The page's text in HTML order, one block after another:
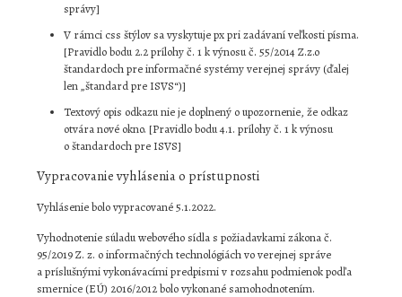
správy]
V rámci css štýlov sa vyskytuje px pri zadávaní veľkosti písma.
[Pravidlo bodu 2.2 prílohy č. 1 k výnosu č. 55/2014 Z.z.o
štandardoch pre informačné systémy verejnej správy (ďalej
len „štandard pre ISVS“)]
Textový opis odkazu nie je doplnený o upozornenie, že odkaz
otvára nové okno. [Pravidlo bodu 4.1. prílohy č. 1 k výnosu
o štandardoch pre ISVS]
Vypracovanie vyhlásenia o prístupnosti
Vyhlásenie bolo vypracované 5.1.2022.
Vyhodnotenie súladu webového sídla s požiadavkami zákona č.
95/2019 Z. z. o informačných technológiách vo verejnej správe
a príslušnými vykonávacími predpismi v rozsahu podmienok podľa
smernice (EÚ) 2016/2012 bolo vykonané samohodnotením.